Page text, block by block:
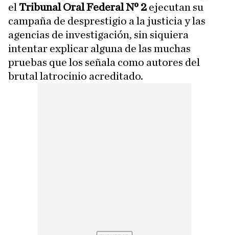
el Tribunal Oral Federal Nº 2 ejecutan su
campaña de desprestigio a la justicia y las
agencias de investigación, sin siquiera
intentar explicar alguna de las muchas
pruebas que los señala como autores del
brutal latrocinio acreditado.